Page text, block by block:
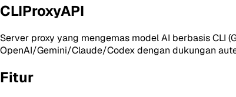
CLIProxyAPI
Server proxy yang mengemas model AI berbasis CLI
OpenAI/Gemini/Claude/Codex dengan dukungan
Fitur